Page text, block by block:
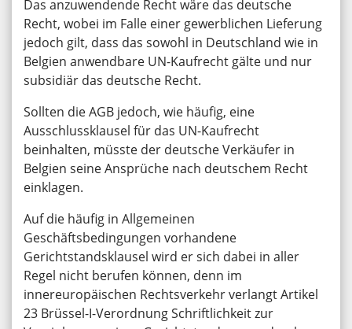
Das anzuwendende Recht wäre das deutsche
Recht, wobei im Falle einer gewerblichen Lieferung
jedoch gilt, dass das sowohl in Deutschland wie in
Belgien anwendbare UN-Kaufrecht gälte und nur
subsidiär das deutsche Recht.
Sollten die AGB jedoch, wie häufig, eine
Ausschlussklausel für das UN-Kaufrecht
beinhalten, müsste der deutsche Verkäufer in
Belgien seine Ansprüche nach deutschem Recht
einklagen.
Auf die häufig in Allgemeinen
Geschäftsbedingungen vorhandene
Gerichtstandsklausel wird er sich dabei in aller
Regel nicht berufen können, denn im
innereuropäischen Rechtsverkehr verlangt Artikel
23 Brüssel-I-Verordnung Schriftlichkeit zur